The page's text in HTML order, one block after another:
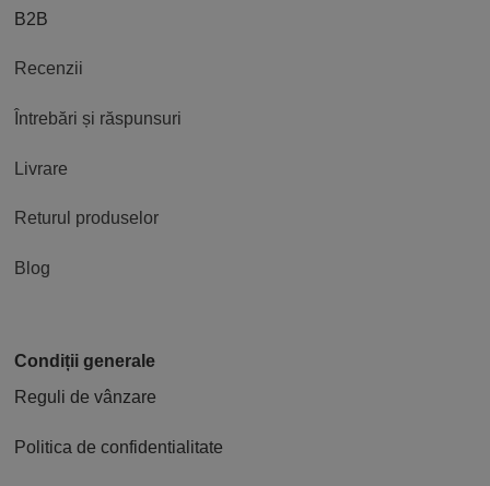
B2B
Recenzii
Întrebări și răspunsuri
Livrare
Returul produselor
Blog
Condiții generale
Reguli de vânzare
Politica de confidentialitate